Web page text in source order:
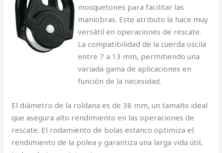
mosquetones para facilitar las
maniobras. Este atributo la hace muy
versátil en operaciones de rescate.
La compatibilidad de la cuerda oscila
entre 7 a 13 mm, permitiendo una
variada gama de aplicaciones en
función de la necesidad.
El diámetro de la roldana es de 38 mm, un tamaño ideal
que asegura alto rendimiento en las operaciones de
rescate. El rodamiento de bolas estanco optimiza el
rendimiento de la polea y garantiza una larga vida útil,